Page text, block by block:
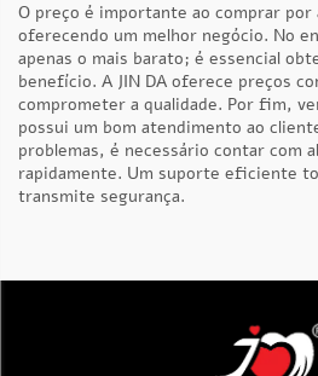
O preço é importante ao comprar por
oferecendo um melhor negócio. No
apenas o mais barato; é essencial
benefício. A JIN DA oferece preços
comprometer a qualidade. Por fim,
possui um bom atendimento ao
problemas, é necessário contar com
rapidamente. Um suporte eficiente
transmite segurança.